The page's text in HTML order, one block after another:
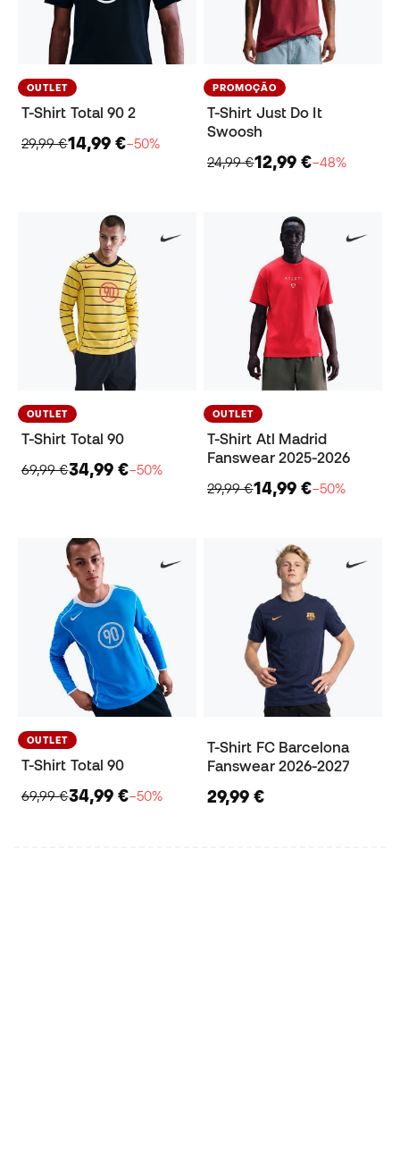
OUTLET
T-Shirt Total 90 2
29,99 €14,99 €−50%
PROMOÇÃO
T-Shirt Just Do It
Swoosh
24,99 €12,99 €−48%
OUTLET
T-Shirt Total 90
69,99 €34,99 €−50%
OUTLET
T-Shirt Atl Madrid
Fanswear 2025-2026
29,99 €14,99 €−50%
OUTLET
T-Shirt Total 90
69,99 €34,99 €−50%
T-Shirt FC Barcelona
Fanswear 2026-2027
29,99 €